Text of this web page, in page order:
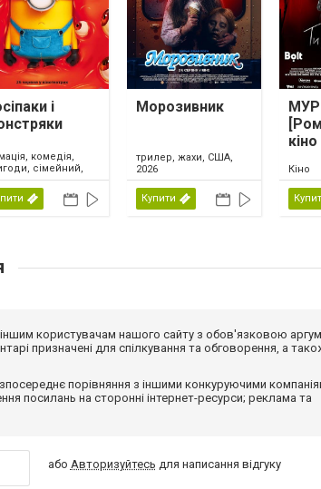
і
комедія,
сімейний,
2026
Морозивник
трилер, жахи, США,
2026
Купити
кіно
Кіно
користувачам нашого сайту з обов'язковою
призначені для спілкування та обговорення, а
порівняння з іншими конкуруючими
посилань на сторонні інтернет-ресурси; реклама та
або Авторизуйтесь для написання відгуку